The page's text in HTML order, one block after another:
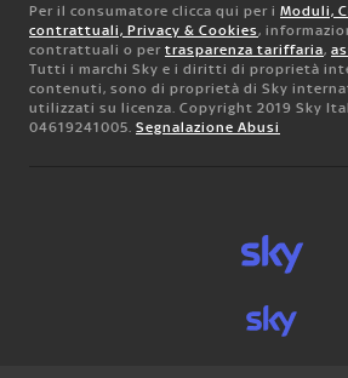
Per il consumatore clicca qui per i Moduli,
contrattuali, Privacy & Cookies,
contrattuali o per trasparenza tariffaria,
Tutti i marchi Sky e i diritti di proprietà
contenuti, sono di proprietà di Sky
utilizzati su licenza. Copyright 2019 Sky
04619241005. Segnalazione Abusi